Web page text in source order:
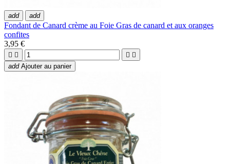
add add
Fondant de Canard crème au Foie Gras de canard et aux oranges
confites
3,95 €
   
add Ajouter au panier